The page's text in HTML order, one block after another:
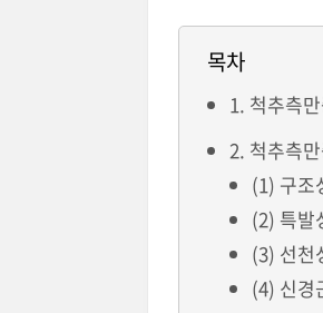
목차
1. 척추측
2. 척추측
(1) 구조
(2) 특발
(3) 선천
(4) 신경